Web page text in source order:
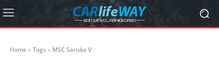
Home Tags MSC Sariska V